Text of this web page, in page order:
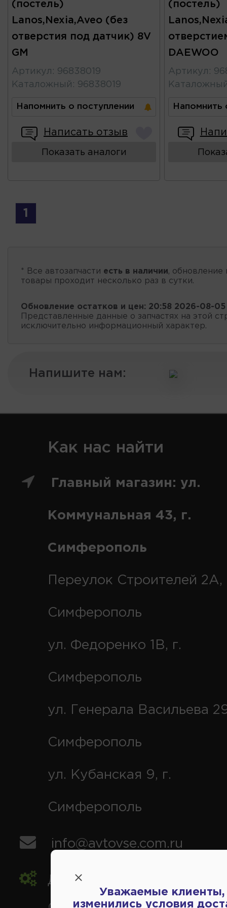
(постель)
Lanos,Nexia,Aveo (без
отверстия под датчик) 8V
GM
Артикул : 96838019
Каталожный : 96838019
Напомнить о поступлении
Написать отзыв
Показать аналоги
(постель)
DAEWOO
Артикул :
Напомнить
1
* Все автозапчасти есть в наличии, обновление
товары проходит несколько раз в сутки.
Обновление остатков и цен: 20:58 2026-08-05
Представленные данные о запчастях на этой
исключительно информационный характер.
Напишите нам:
Как нас найти
Главный магазин: ул.
Коммунальная 43, г.
Симферополь
Переулок Строителей 2А,
Симферополь
ул. Федоренко 1В, г.
Симферополь
ул. Генерала Васильева
Симферополь
ул. Кубанская 9, г.
Симферополь
info@avtovse.com.ru
Доставка автозапчастей
Уважаемые клиенты,
изменились условия